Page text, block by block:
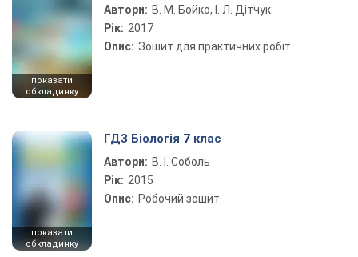
показати
обкладинку
Автори: В. М. Бойко, І. Л. Дітчук
Рік: 2017
Опис: Зошит для практичних робіт
показати
обкладинку
ГДЗ Біологія 7 клас
Автори: В. І. Соболь
Рік: 2015
Опис: Робочий зошит